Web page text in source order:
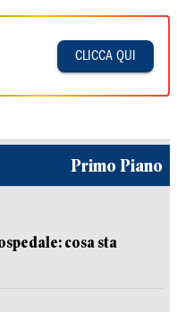
CLICCA QUI
Primo Piano
cosa sta